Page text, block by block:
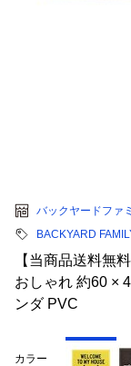
バックヤードファ
BACKYARD
【当商品送料無
おしゃれ 約60 ×
ンダ PVC
カラー